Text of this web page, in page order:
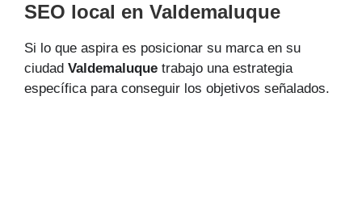
SEO local en Valdemaluque
Si lo que aspira es posicionar su marca en su
ciudad Valdemaluque trabajo una estrategia
específica para conseguir los objetivos señalados.